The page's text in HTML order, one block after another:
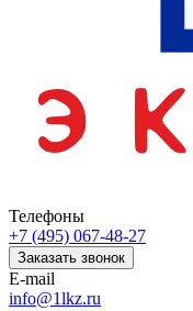
Телефоны
+7 (495) 067-48-27
Заказать звонок
E-mail
info@1lkz.ru